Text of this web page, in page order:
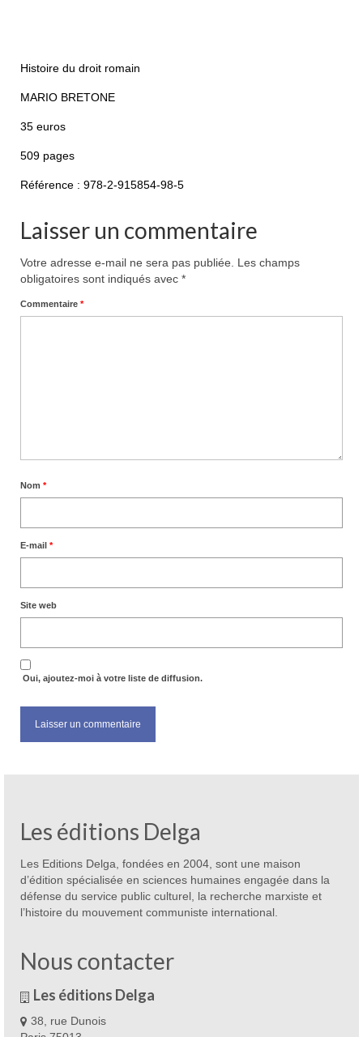
Histoire du droit romain
MARIO BRETONE
35 euros
509 pages
Référence : 978-2-915854-98-5
Laisser un commentaire
Votre adresse e-mail ne sera pas publiée.
Les champs
obligatoires sont indiqués avec *
Commentaire *
Nom *
E-mail *
Site web
Oui, ajoutez-moi à votre liste de diffusion.
Les éditions Delga
Les Editions Delga, fondées en 2004, sont une maison
d’édition spécialisée en sciences humaines engagée dans la
défense du service public culturel, la recherche marxiste et
l’histoire du mouvement communiste international.
Nous contacter
Les éditions Delga
38, rue Dunois